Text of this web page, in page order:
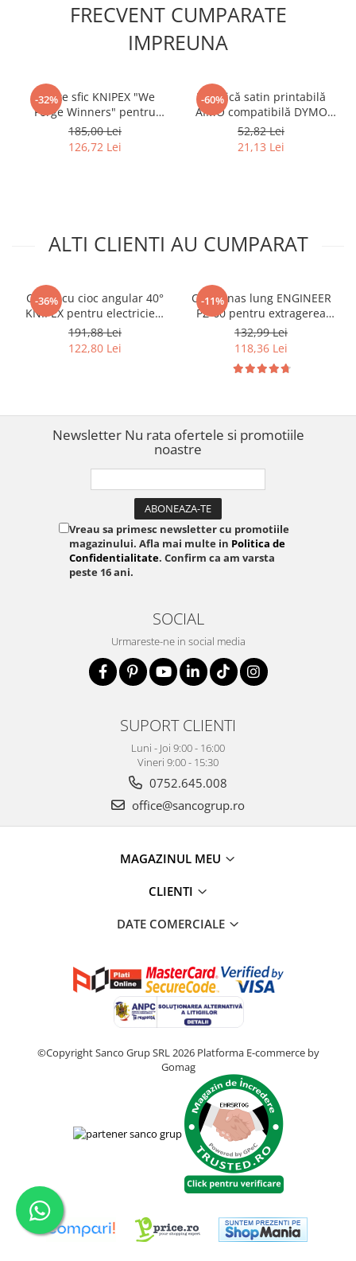
FRECVENT CUMPARATE
IMPREUNA
-32%
Cleste sfic KNIPEX "We
Forge Winners" pentru
taierea conductorilor,
cablurilor si sarmei,
185,00 Lei
126,72 Lei
-60%
Panglică satin printabilă
AIMO compatibilă DYMO
LetraTag, 12 mm, negru pe
albastru, pentru
52,82 Lei
21,13 Lei
ALTI CLIENTI AU CUMPARAT
-36%
Cleste cu cioc angular 40°
KNIPEX pentru electricieni
si mecanica fina, cu tais
lateral, maner
191,88 Lei
122,80 Lei
-11%
Cleste nas lung ENGINEER
PZ-60 pentru extragerea
suruburilor deteriorate si
gripate 193 mm Fabricat in
132,99 Lei
118,36 Lei
Newsletter Nu rata ofertele si promotiile
noastre
Vreau sa primesc newsletter cu promotiile
magazinului. Afla mai multe in Politica de
Confidentialitate. Confirm ca am varsta
peste 16 ani.
SOCIAL
Urmareste-ne in social media
SUPORT CLIENTI
Luni - Joi 9:00 - 16:00
Vineri 9:00 - 15:30
0752.645.008
office@sancogrup.ro
MAGAZINUL MEU
CLIENTI
DATE COMERCIALE
©Copyright Sanco Grup SRL 2026 Platforma E-commerce by
Gomag